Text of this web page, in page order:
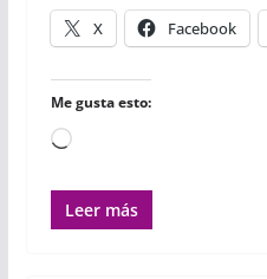
X Facebook
Me gusta esto:
Cargando...
Leer más